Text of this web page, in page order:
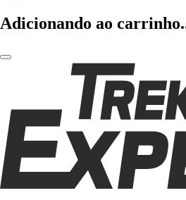
Adicionando ao